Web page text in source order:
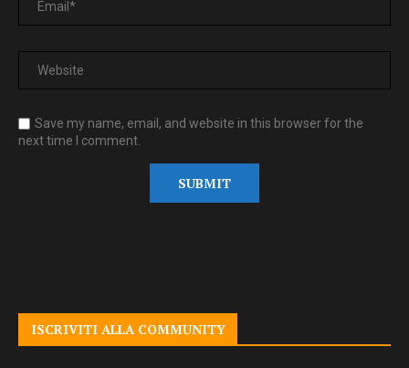
Save my name, email, and website in this browser for the
next time I comment.
ISCRIVITI ALLA COMMUNITY